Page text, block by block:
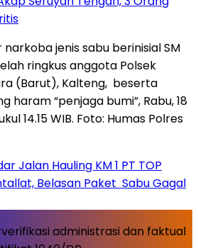
Jalan Hauling KM 1 PT TOP
Belasan Paket Sabu Gagal
administrasi dan faktual